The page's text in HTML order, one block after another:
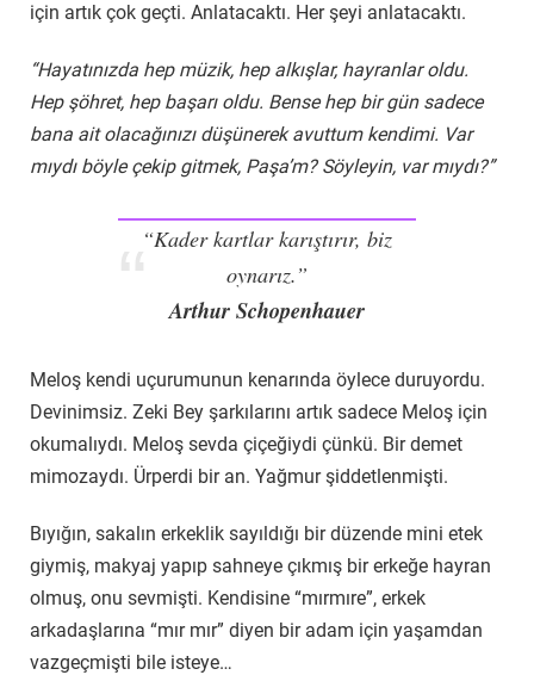
için artık çok geçti. Anlatacaktı. Her şeyi anlatacaktı.
“Hayatınızda hep müzik, hep alkışlar, hayranlar oldu.
Hep şöhret, hep başarı oldu. Bense hep bir gün sadece
bana ait olacağınızı düşünerek avuttum kendimi. Var
mıydı böyle çekip gitmek, Paşa’m? Söyleyin, var mıydı?”
“Kader kartlar karıştırır, biz
oynarız.”
Arthur Schopenhauer
Meloş kendi uçurumunun kenarında öylece duruyordu.
Devinimsiz. Zeki Bey şarkılarını artık sadece Meloş için
okumalıydı. Meloş sevda çiçeğiydi çünkü. Bir demet
mimozaydı. Ürperdi bir an. Yağmur şiddetlenmişti.
Bıyığın, sakalın erkeklik sayıldığı bir düzende mini etek
giymiş, makyaj yapıp sahneye çıkmış bir erkeğe hayran
olmuş, onu sevmişti. Kendisine “mırmıre”, erkek
arkadaşlarına “mır mır” diyen bir adam için yaşamdan
vazgeçmişti bile isteye…